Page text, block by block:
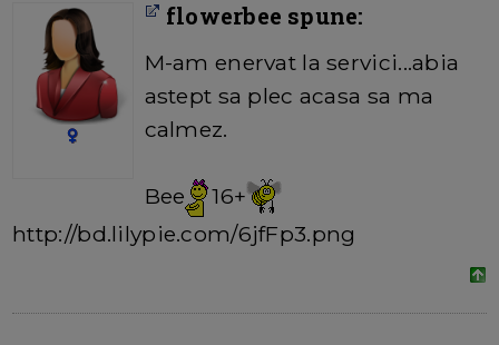
flowerbee spune:
M-am enervat la servici...abia
astept sa plec acasa sa ma
calmez.
Bee
16+
http://bd.lilypie.com/6jfFp3.png